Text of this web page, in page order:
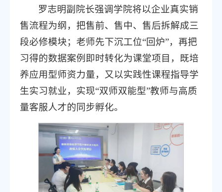
罗志明副院长强调学院将以企业真实销
售流程为纲，把售前、售中、售后拆解成三
段必修模块；老师先下沉工位“回炉”，再把
习得的数据案例即时转化为课堂项目，既培
养应用型师资力量，又以实践性课程指导学
生实习就业，实现“双师双能型”教师与高质
量客服人才的同步孵化。